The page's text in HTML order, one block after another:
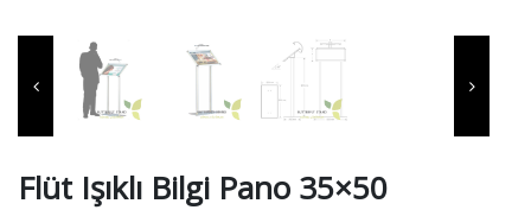
Flüt Işıklı Bilgi Pano 35×50